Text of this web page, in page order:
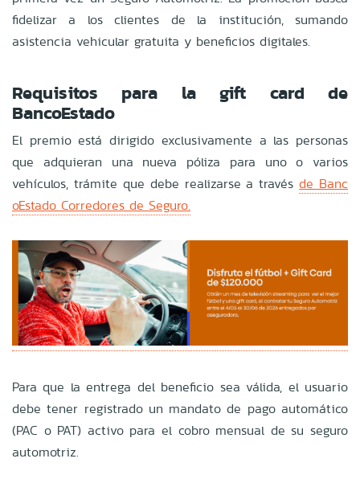
fidelizar a los clientes de la institución, sumando
asistencia vehicular gratuita y beneficios digitales.
Requisitos para la gift card de
BancoEstado
El premio está dirigido exclusivamente a las personas
que adquieran una nueva póliza para uno o varios
vehículos, trámite que debe realizarse a travésde Banc
oEstado Corredores de Seguro.
Para que la entrega del beneficio sea válida, el usuario
debe tener registrado un mandato de pago automático
(PAC o PAT) activo para el cobro mensual de su seguro
automotriz.